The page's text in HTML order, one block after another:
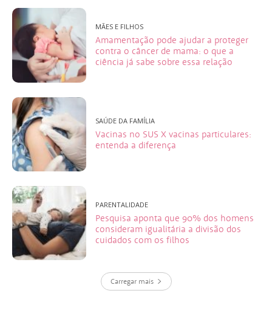
MÃES E FILHOS
Amamentação pode ajudar a proteger
contra o câncer de mama: o que a
ciência já sabe sobre essa relação
SAÚDE DA FAMÍLIA
Vacinas no SUS X vacinas particulares:
entenda a diferença
PARENTALIDADE
Pesquisa aponta que 90% dos homens
consideram igualitária a divisão dos
cuidados com os filhos
Carregar mais